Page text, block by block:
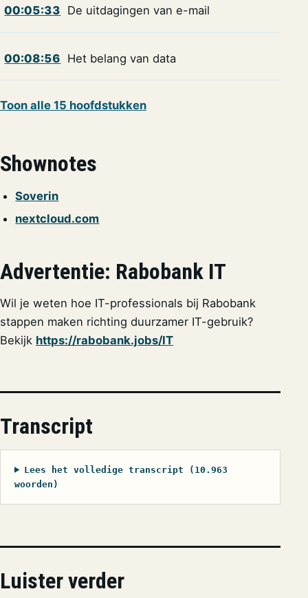
00:05:33 De uitdagingen van e-mail
00:08:56 Het belang van data
Toon alle 15 hoofdstukken
Shownotes
Soverin
nextcloud.com
Advertentie: Rabobank IT
Wil je weten hoe IT-professionals bij Rabobank
stappen maken richting duurzamer IT-gebruik?
Bekijk https://rabobank.jobs/IT
Transcript
Lees het volledige transcript (10.963
woorden)
Luister verder